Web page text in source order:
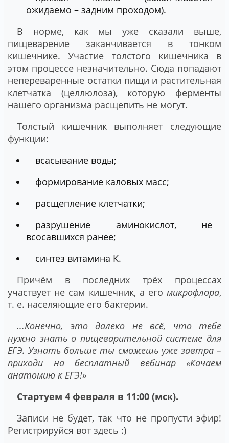
ожидаемо – задним проходом).
В норме, как мы уже сказали выше,
пищеварение заканчивается в тонком
кишечнике. Участие толстого кишечника в
этом процессе незначительно. Сюда попадают
непереваренные остатки пищи и растительная
клетчатка (целлюлоза), которую ферменты
нашего организма расщепить не могут.
Толстый кишечник выполняет следующие
функции:
всасывание воды;
формирование каловых масс;
расщепление клетчатки;
разрушение аминокислот, не
всосавшихся ранее;
синтез витамина К.
Причём в последних трёх процессах
участвует не сам кишечник, а его микрофлора,
т. е. населяющие его бактерии.
...Конечно, это далеко не всё, что тебе
нужно знать о пищеварительной системе для
ЕГЭ. Узнать больше ты сможешь уже завтра –
приходи на бесплатный вебинар «Качаем
анатомию к ЕГЭ!»
Стартуем 4 февраля в 11:00 (мск).
Записи не будет, так что не пропусти эфир!
Регистрируйся вот здесь :)